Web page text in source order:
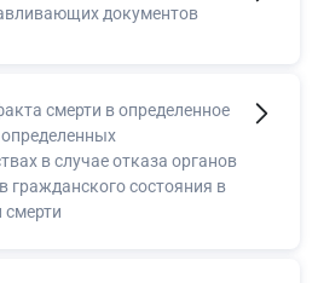
документов
смерти в определенное
в случае отказа органов
гражданского состояния в
смерти